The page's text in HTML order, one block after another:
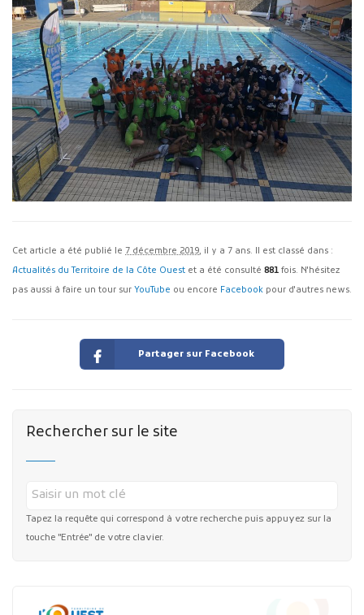
Cet article a été publié le 7 décembre 2019, il y a 7 ans. Il est classé dans :
Actualités du Territoire de la Côte Ouest et a été consulté 881 fois. N'hésitez
pas aussi à faire un tour sur YouTube ou encore Facebook pour d'autres news.
Partager sur Facebook
Rechercher sur le site
Tapez la requête qui correspond à votre recherche puis appuyez sur la
touche "Entrée" de votre clavier.